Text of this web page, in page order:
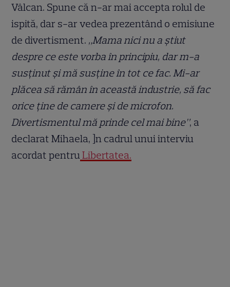
Vâlcan. Spune că n-ar mai accepta rolul de
ispită, dar s-ar vedea prezentând o emisiune
de divertisment. „Mama nici nu a știut
despre ce este vorba în principiu, dar m-a
susținut și mă susține în tot ce fac. Mi-ar
plăcea să rămân în această industrie, să fac
orice ține de camere și de microfon.
Divertismentul mă prinde cel mai bine”, a
declarat Mihaela, ]n cadrul unui interviu
acordat pentru Libertatea.